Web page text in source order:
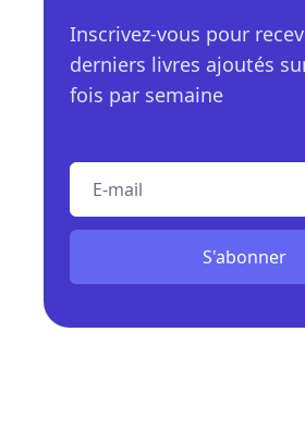
Inscrivez-vous pour
derniers livres ajoutés
fois par semaine
S'abonner